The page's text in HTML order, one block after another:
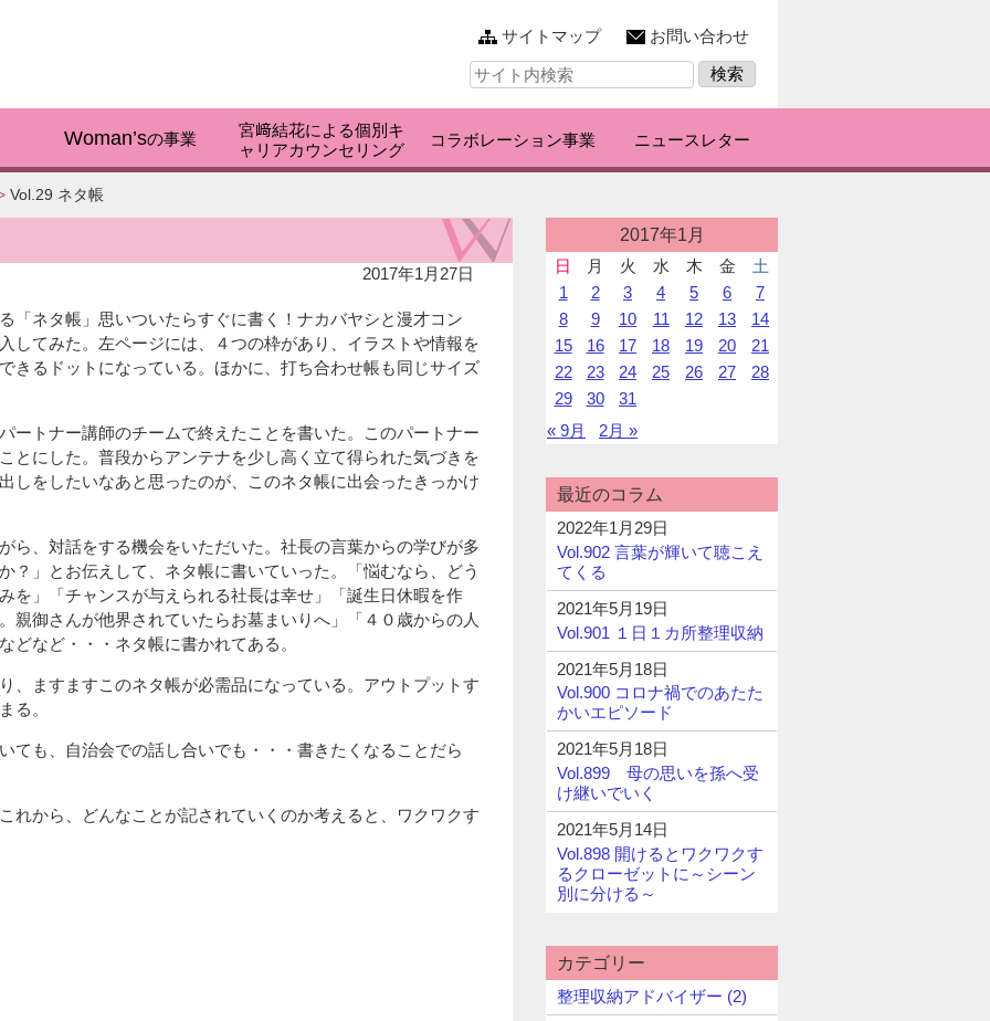
サイトマップ
お問い合わせ
サ
イ
検
索:
Woman’sの事業
宮﨑結花による個別キ
ャリアカウンセリング
コラボレーション事業 ニュースレター
Vol.29 ネタ帳
2017年1月27日
「ネタ帳」思いついたらすぐに書く！ナカバヤシと漫才コン
してみた。左ページには、４つの枠があり、イラストや情報を
きるドットになっている。ほかに、打ち合わせ帳も同じサイズ
ートナー講師のチームで終えたことを書いた。このパートナー
とにした。普段からアンテナを少し高く立て得られた気づきを
しをしたいなあと思ったのが、このネタ帳に出会ったきっかけ
ら、対話をする機会をいただいた。社長の言葉からの学びが多
？」とお伝えして、ネタ帳に書いていった。「悩むなら、どう
を」「チャンスが与えられる社長は幸せ」「誕生日休暇を作
親御さんが他界されていたらお墓まいりへ」「４０歳からの人
どなど・・・ネタ帳に書かれてある。
、ますますこのネタ帳が必需品になっている。アウトプットす
る。
ても、自治会での話し合いでも・・・書きたくなることだら
れから、どんなことが記されていくのか考えると、ワクワクす
稿
カ
レ
ン
ダ
2017年1月
日
月 火 水 木 金
土
1
2 3 4 5 6
7
8
9 10 11 12 13
14
15
16 17 18 19 20
21
22
23 24 25 26 27
28
29
30
31
« 9月
2月 »
最近のコラム
2022年1月29日
Vol.902 言葉が輝いて聴こえ
てくる
2021年5月19日
Vol.901 １日１カ所整理収納
2021年5月18日
Vol.900 コロナ禍でのあたた
かいエピソード
2021年5月18日
Vol.899 母の思いを孫へ受
け継いでいく
2021年5月14日
Vol.898 開けるとワクワクす
るクローゼットに～シーン
別に分ける～
カテゴリー
整理収納アドバイザー (2)